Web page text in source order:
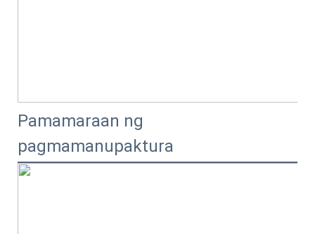
Pamamaraan ng
pagmamanupaktura